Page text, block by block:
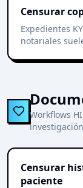
Censurar
Expedientes
notariales
Workflows
Censurar
paciente